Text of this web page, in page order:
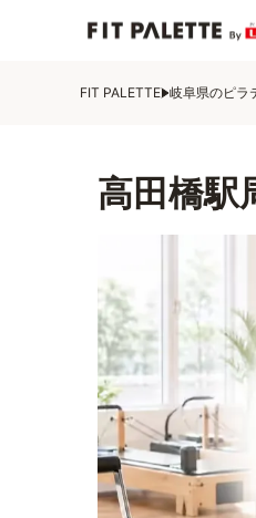
FIT PALETTE 岐阜県のピラ
高田橋駅